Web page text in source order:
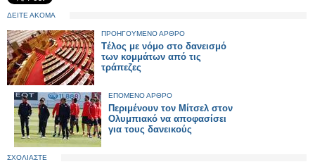
ΔΕΙΤΕ ΑΚΟΜΑ
ΠΡΟΗΓΟΥΜΕΝΟ ΑΡΘΡΟ
Tέλος με νόμο στο δανεισμό
των κομμάτων από τις
τράπεζες
ΕΠΟΜΕΝΟ ΑΡΘΡΟ
Περιμένουν τον Μίτσελ στον
Ολυμπιακό να αποφασίσει
για τους δανεικούς
ΣΧΟΛΙΑΣΤΕ